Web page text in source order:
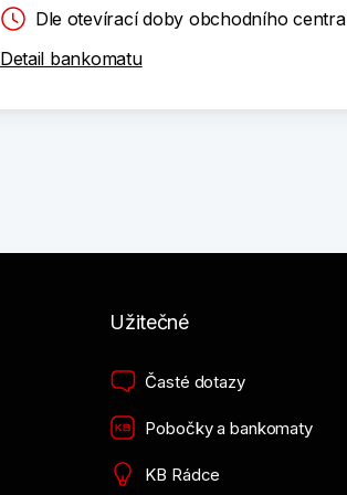
Dle otevírací doby obchodního centra
Detail bankomatu
Užitečné
Časté dotazy
Pobočky a bankomaty
KB Rádce